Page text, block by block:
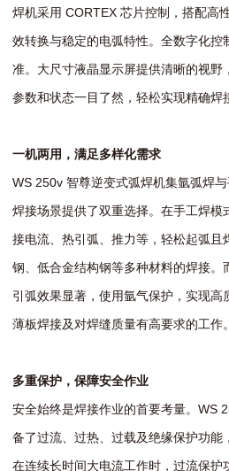
焊机采用 CORTEX 芯片控制，搭配高
效转换与稳定的电弧特性。全数字化控
准。大尺寸液晶显示屏提供清晰的视野
参数和状态一目了然，轻松实现精确焊
一机两用，满足多样化需求
WS 250v 智尊逆变式弧焊机集氩弧焊
焊接场景提供了双重选择。在手工焊模
接电流、热引弧、推力等，轻松起弧且
钢、低合金结构钢等多种材料的焊接。
引弧效果显著，使用氩气保护，实现高
薄板焊接及对焊缝质量有高要求的工作。
多重保护，保障安全作业
安全始终是焊接作业的首要考量。WS
备了过流、过热、过载及绝缘保护功能
在连续长时间大电流工作时，过流保护